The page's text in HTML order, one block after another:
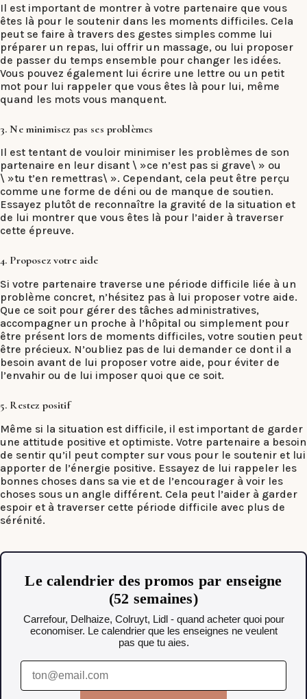
Il est important de montrer à votre partenaire que vous
êtes là pour le soutenir dans les moments difficiles. Cela
peut se faire à travers des gestes simples comme lui
préparer un repas, lui offrir un massage, ou lui proposer
de passer du temps ensemble pour changer les idées.
Vous pouvez également lui écrire une lettre ou un petit
mot pour lui rappeler que vous êtes là pour lui, même
quand les mots vous manquent.
3. Ne minimisez pas ses problèmes
Il est tentant de vouloir minimiser les problèmes de son
partenaire en leur disant \ »ce n’est pas si grave\ » ou
\ »tu t’en remettras\ ». Cependant, cela peut être perçu
comme une forme de déni ou de manque de soutien.
Essayez plutôt de reconnaître la gravité de la situation et
de lui montrer que vous êtes là pour l’aider à traverser
cette épreuve.
4. Proposez votre aide
Si votre partenaire traverse une période difficile liée à un
problème concret, n’hésitez pas à lui proposer votre aide.
Que ce soit pour gérer des tâches administratives,
accompagner un proche à l’hôpital ou simplement pour
être présent lors de moments difficiles, votre soutien peut
être précieux. N’oubliez pas de lui demander ce dont il a
besoin avant de lui proposer votre aide, pour éviter de
l’envahir ou de lui imposer quoi que ce soit.
5. Restez positif
Même si la situation est difficile, il est important de garder
une attitude positive et optimiste. Votre partenaire a besoin
de sentir qu’il peut compter sur vous pour le soutenir et lui
apporter de l’énergie positive. Essayez de lui rappeler les
bonnes choses dans sa vie et de l’encourager à voir les
choses sous un angle différent. Cela peut l’aider à garder
espoir et à traverser cette période difficile avec plus de
sérénité.
Le calendrier des promos par enseigne
(52 semaines)
Carrefour, Delhaize, Colruyt, Lidl - quand acheter quoi pour
economiser. Le calendrier que les enseignes ne veulent
pas que tu aies.